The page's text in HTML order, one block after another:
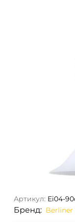
Артикул: Ei04-
Бренд: Berliner